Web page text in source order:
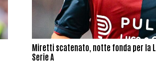
Miretti scatenato, notte fonda per la
Serie A